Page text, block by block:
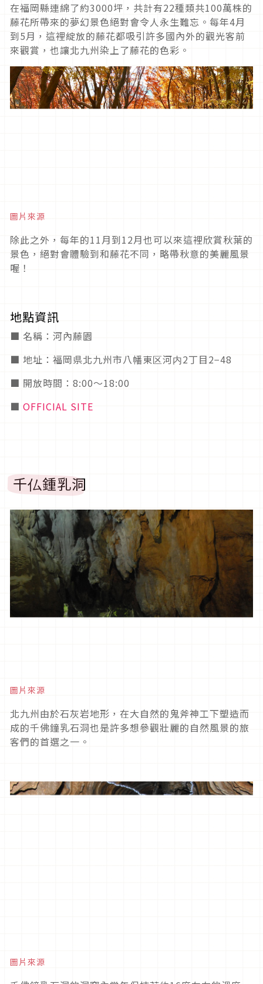
在福岡縣連綿了約3000坪，共計有22種類共100萬株的
藤花所帶來的夢幻景色絕對會令人永生難忘。每年4月
到5月，這裡綻放的藤花都吸引許多國內外的觀光客前
來觀賞，也讓北九州染上了藤花的色彩。
圖片來源
除此之外，每年的11月到12月也可以來這裡欣賞秋葉的
景色，絕對會體驗到和藤花不同，略帶秋意的美麗風景
喔！
地點資訊
■ 名稱：河內藤園
■ 地址：福岡県北九州市八幡東区河内2丁目2−48
■ 開放時間：8:00～18:00
■ OFFICIAL SITE
千仏鍾乳洞
圖片來源
北九州由於石灰岩地形，在大自然的鬼斧神工下塑造而
成的千佛鐘乳石洞也是許多想參觀壯麗的自然風景的旅
客們的首選之一。
圖片來源